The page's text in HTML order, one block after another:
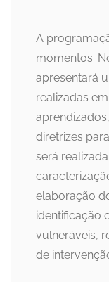
A
momentos.
apresentará
realizadas
diretrizes
será
elaboração
identificação
vulneráveis,
de